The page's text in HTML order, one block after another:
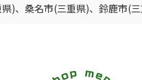
)、 桑名市(三重県)、 鈴鹿市(